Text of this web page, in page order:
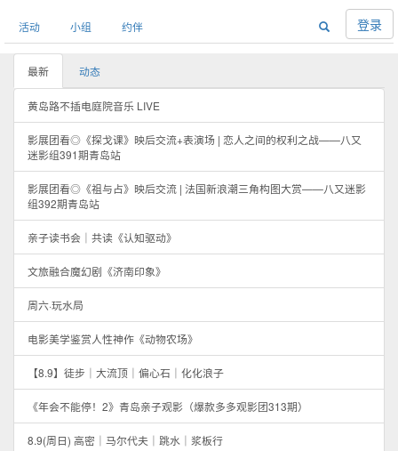
活动 小组 约伴 登录
最新 动态
黄岛路不插电庭院音乐 LIVE
影展团看◎《探戈课》映后交流+表演场 | 恋人之间的权利之战——八又
迷影组391期青岛站
影展团看◎《祖与占》映后交流 | 法国新浪潮三角构图大赏——八又迷影
组392期青岛站
亲子读书会｜共读《认知驱动》
文旅融合魔幻剧《济南印象》
周六·玩水局
电影美学鉴赏人性神作《动物农场》
【8.9】徒步｜大流顶｜偏心石｜化化浪子
《年会不能停！2》青岛亲子观影（爆款多多观影团313期）
8.9(周日) 高密｜马尔代夫｜跳水｜浆板行